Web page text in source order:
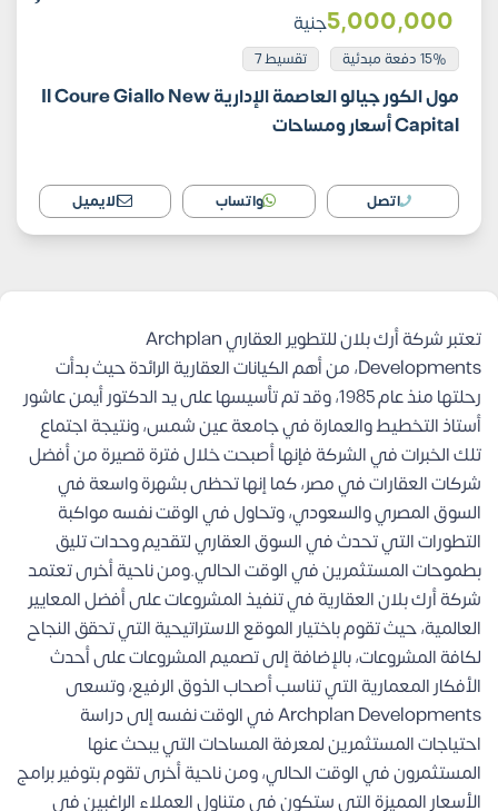
5٬000٬000جنية
15% دفعة مبدئية تقسيط 7
مول الكور جيالو العاصمة الإدارية Il Coure Giallo New
Capital أسعار ومساحات
اتصل واتساب الايميل
تعتبر شركة أرك بلان للتطوير العقاري Archplan
Developments، من أهم الكيانات العقارية الرائدة حيث بدأت
رحلتها منذ عام 1985، وقد تم تأسيسها على يد الدكتور أيمن عاشور
أستاذ التخطيط والعمارة في جامعة عين شمس، ونتيجة اجتماع
تلك الخبرات في الشركة فإنها أصبحت خلال فترة قصيرة من أفضل
شركات العقارات في مصر، كما إنها تحظى بشهرة واسعة في
السوق المصري والسعودي، وتحاول في الوقت نفسه مواكبة
التطورات التي تحدث في السوق العقاري لتقديم وحدات تليق
بطموحات المستثمرين في الوقت الحالي.ومن ناحية أخرى تعتمد
شركة أرك بلان العقارية في تنفيذ المشروعات على أفضل المعايير
العالمية، حيث تقوم باختيار الموقع الاستراتيحية التي تحقق النجاح
لكافة المشروعات، بالإضافة إلى تصميم المشروعات على أحدث
الأفكار المعمارية التي تناسب أصحاب الذوق الرفيع، وتسعى
Archplan Developments في الوقت نفسه إلى دراسة
احتياجات المستثمرين لمعرفة المساحات التي يبحث عنها
المستثمرون في الوقت الحالي، ومن ناحية أخرى تقوم بتوفير برامج
الأسعار المميزة التي ستكون في متناول العملاء الراغبين في